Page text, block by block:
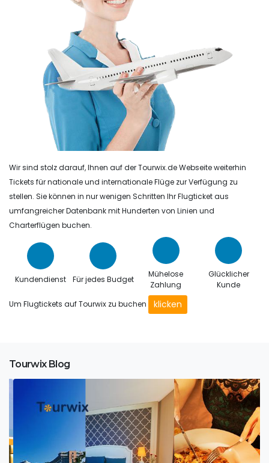
Wir sind stolz darauf, Ihnen auf der Tourwix.de Webseite weiterhin
Tickets für nationale und internationale Flüge zur Verfügung zu
stellen. Sie können in nur wenigen Schritten Ihr Flugticket aus
umfangreicher Datenbank mit Hunderten von Linien und
Charterflügen buchen.
Kundendienst Für jedes Budget
Mühelose
Zahlung
Glücklicher
Kunde
Um Flugtickets auf Tourwix zu buchen
klicken
Tourwix Blog
Tourwix Travel: Ihr Reisepartner für unvergessliche
Urlaubserlebnisse
Inmitten der atemberaubenden Küstenlandschaft der
türkischen Riviera e...